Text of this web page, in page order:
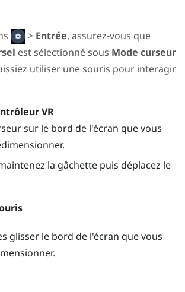
> Entrée, assurez-vous que
est sélectionné sous Mode curseur
utiliser une souris pour interagir
VR
sur le bord de l'écran que vous
la gâchette puis déplacez le
glisser le bord de l'écran que vous